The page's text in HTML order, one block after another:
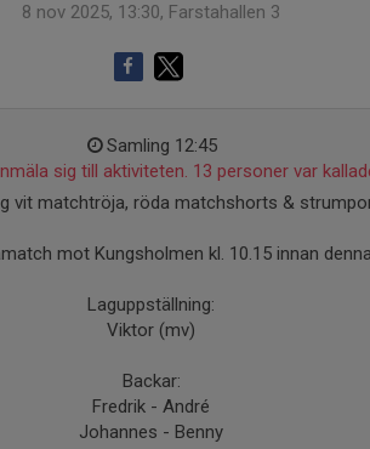
8 nov 2025, 13:30, Farstahallen 3
Samling 12:45
sig till aktiviteten. 13 personer var
vit matchtröja, röda matchshorts &
mot Kungsholmen kl. 10.15 innan
Laguppställning:
Viktor (mv)
Backar:
Fredrik - André
Johannes - Benny